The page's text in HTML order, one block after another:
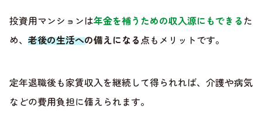
投資用マンションは年金を補うための収入源にもできる た
め、 老後の生活への備えになる点もメリットです。
定年退職後も家賃収入を継続して得られれば、介護や病気
などの費用負担に備えられます。